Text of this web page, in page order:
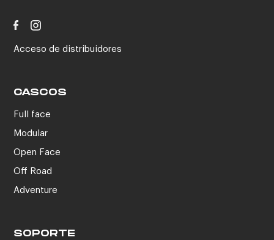
Acceso de distribuidores
CASCOS
Full face
Modular
Open Face
Off Road
Adventure
SOPORTE